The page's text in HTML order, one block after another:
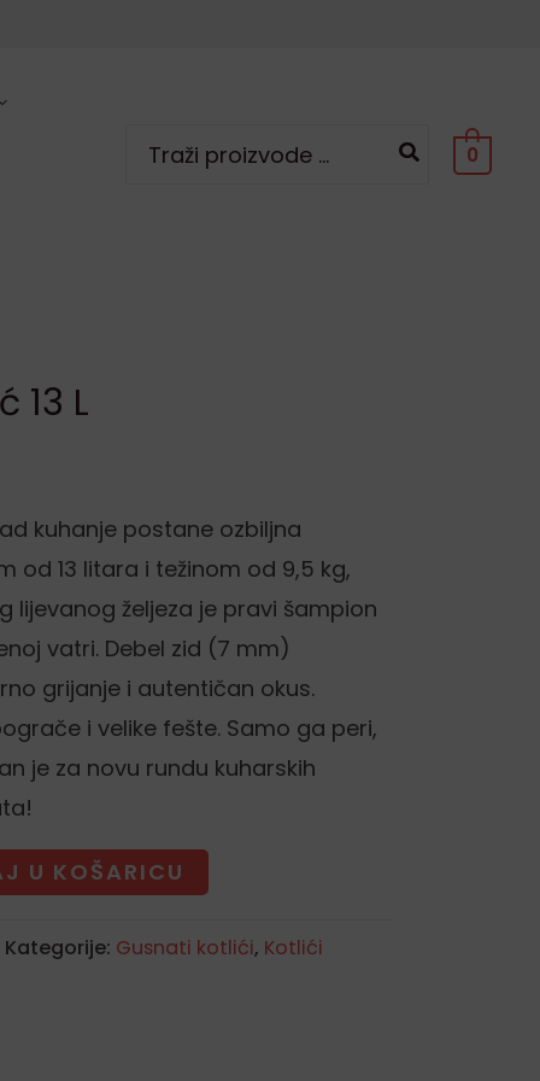
Search
for:
0
13 L
kuhanje postane ozbiljna
od 13 litara i težinom od 9,5 kg,
lijevanog željeza je pravi šampion
vatri. Debel zid (7 mm)
grijanje i autentičan okus.
i velike fešte. Samo ga peri,
je za novu rundu kuharskih
U KOŠARICU
Kategorije: Gusnati kotlići, Kotlići